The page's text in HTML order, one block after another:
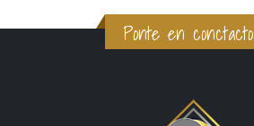
Ponte en conctacto